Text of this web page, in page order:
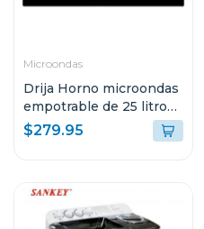
Microondas
Drija Horno microondas
empotrable de 25 litros
florencia
$279.95